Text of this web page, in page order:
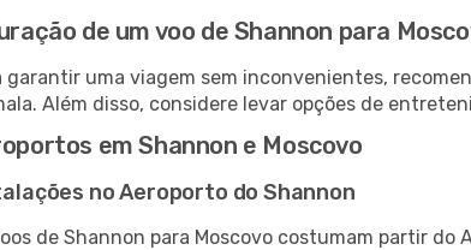
de um voo de Shannon para
garantir uma viagem sem inconvenientes,
Além disso, considere levar opções de
em Shannon e Moscovo
no Aeroporto do Shannon
de Shannon para Moscovo costumam partir